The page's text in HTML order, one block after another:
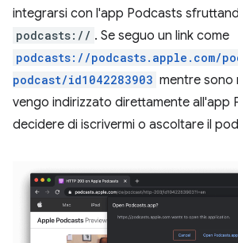
integrarsi con l'app Podcasts
podcasts:// . Se seguo un link come
podcasts://podcasts.apple.com/
podcast/id1042283903 mentre sono
vengo indirizzato direttamente all'app
decidere di iscrivermi o ascoltare il